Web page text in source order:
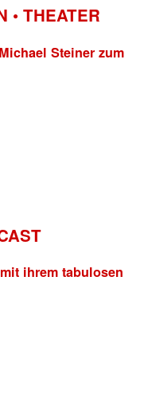
• THEATER
Steiner zum
ihrem tabulosen